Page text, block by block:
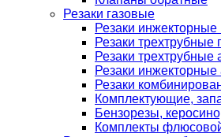
Резаки газовые
Резаки
Резаки
Резаки трехтрубные
Резаки инжекторные
Резаки
Комплектующие,
Бензорезы,
Комплекты